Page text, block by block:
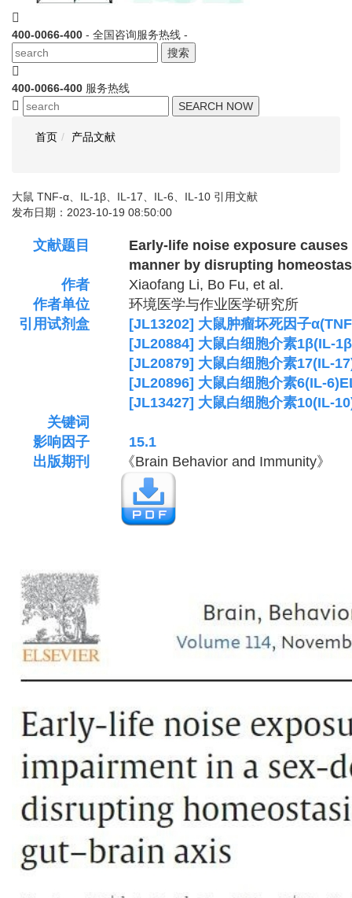
400-0066-400 - 全国咨询服务热线 -
搜索
400-0066-400 服务热线
SEARCH NOW
首页 产品文献
大鼠 TNF-α、IL-1β、IL-17、IL-6、IL-10 引用文献
发布日期：2023-10-19 08:50:00
文献题目
Early-life noise exposure causes
manner by disrupting
作者
Xiaofang Li, Bo Fu, et al.
作者单位
环境医学与作业医学研究所
引用试剂盒
[JL13202] 大鼠肿瘤坏死因子
[JL20884] 大鼠白细胞介素1β(IL-
[JL20879] 大鼠白细胞介素17(IL-
[JL20896] 大鼠白细胞介素6(IL-
[JL13427] 大鼠白细胞介素10(IL-
关键词
影响因子
15.1
出版期刊
《Brain Behavior and Immunity》